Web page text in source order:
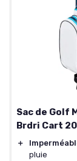
Sac de Golf
Brdri Cart
＋
pluie